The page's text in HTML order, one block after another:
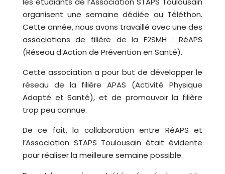
organisent une semaine dédiée au Téléthon.
Cette année, nous avons travaillé avec une des
associations de filière de la F2SMH : RéAPS
(Réseau d’Action de Prévention en Santé).
Cette association a pour but de développer le
réseau de la filière APAS (Activité Physique
Adapté et Santé), et de promouvoir la filière
trop peu connue.
De ce fait, la collaboration entre RéAPS et
l’Association STAPS Toulousain était évidente
pour réaliser la meilleure semaine possible.